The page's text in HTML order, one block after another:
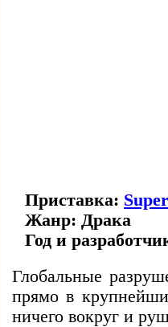
Приставка:
Жанр: Драка
Год и
Глобальные
прямо в
ничего вокруг и